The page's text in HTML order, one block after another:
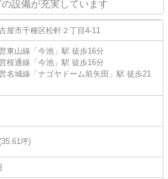
設備が充実しています
屋市千種区松軒 ２丁目4-11
東山線 「 今池 」駅 徒歩16分
桜通線 「 今池 」駅 徒歩16分
名城線 「 ナゴヤドーム前矢田 」駅 徒歩21
坪)